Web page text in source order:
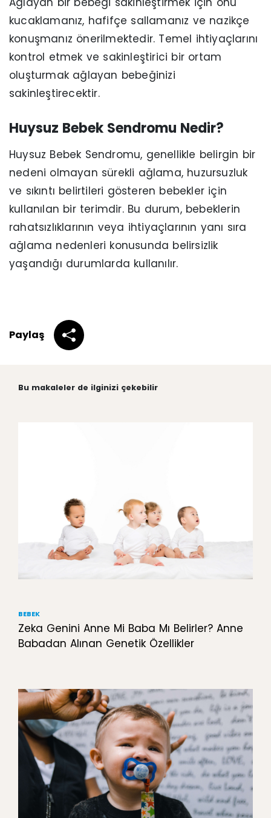
kucaklamanız, hafifçe sallamanız ve nazikçe
konuşmanız önerilmektedir. Temel ihtiyaçlarını
kontrol etmek ve sakinleştirici bir ortam
oluşturmak ağlayan bebeğinizi
sakinleştirecektir.
Huysuz Bebek Sendromu Nedir?
Huysuz Bebek Sendromu, genellikle belirgin bir
nedeni olmayan sürekli ağlama, huzursuzluk
ve sıkıntı belirtileri gösteren bebekler için
kullanılan bir terimdir. Bu durum, bebeklerin
rahatsızlıklarının veya ihtiyaçlarının yanı sıra
ağlama nedenleri konusunda belirsizlik
yaşandığı durumlarda kullanılır.
Paylaş
Bu makaleler de ilginizi çekebilir
BEBEK
Zeka Genini Anne Mi Baba Mı Belirler? Anne
Babadan Alınan Genetik Özellikler